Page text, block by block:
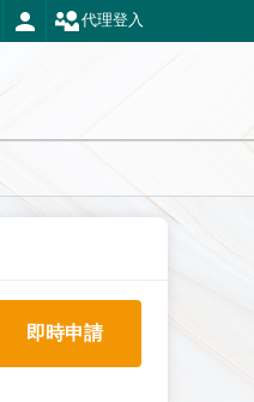
代理登入
即時申請